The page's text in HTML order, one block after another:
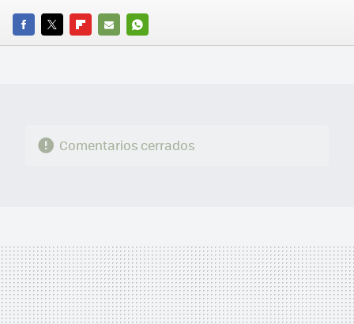
FACEBOOK
TWITTERFLIPBOARD
E-
WHATSAPP
Comentarios cerrados